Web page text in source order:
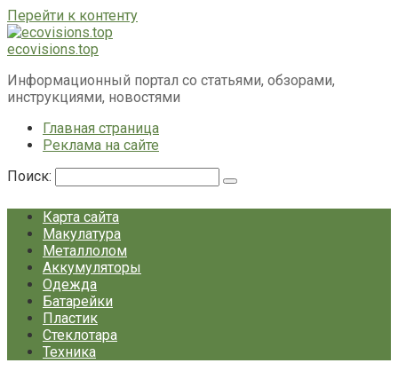
Перейти к контенту
ecovisions.top
Информационный портал со статьями, обзорами,
инструкциями, новостями
Главная страница
Реклама на сайте
Поиск:
Карта сайта
Макулатура
Металлолом
Аккумуляторы
Одежда
Батарейки
Пластик
Стеклотара
Техника